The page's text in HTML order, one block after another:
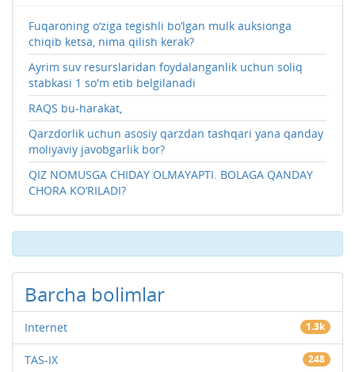
Fuqaroning o‘ziga tegishli bo‘lgan mulk auksionga
chiqib ketsa, nima qilish kerak?
Ayrim suv resurslaridan foydalanganlik uchun soliq
stabkasi 1 so'm etib belgilanadi
RAQS bu-harakat,
Qarzdorlik uchun asosiy qarzdan tashqari yana qanday
moliyaviy javobgarlik bor?
QIZ NOMUSGA CHIDAY OLMAYAPTI. BOLAGA QANDAY
CHORA KO‘RILADI?
Barcha bolimlar
Internet 1.3k
TAS-IX 248